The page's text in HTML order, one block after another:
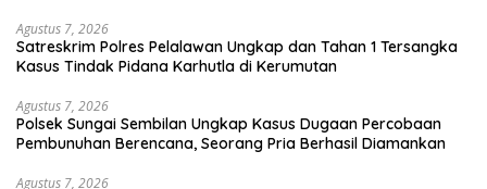
Agustus 7, 2026
Satreskrim Polres Pelalawan Ungkap dan Tahan 1 Tersangka
Kasus Tindak Pidana Karhutla di Kerumutan
Agustus 7, 2026
Polsek Sungai Sembilan Ungkap Kasus Dugaan Percobaan
Pembunuhan Berencana, Seorang Pria Berhasil Diamankan
Agustus 7, 2026